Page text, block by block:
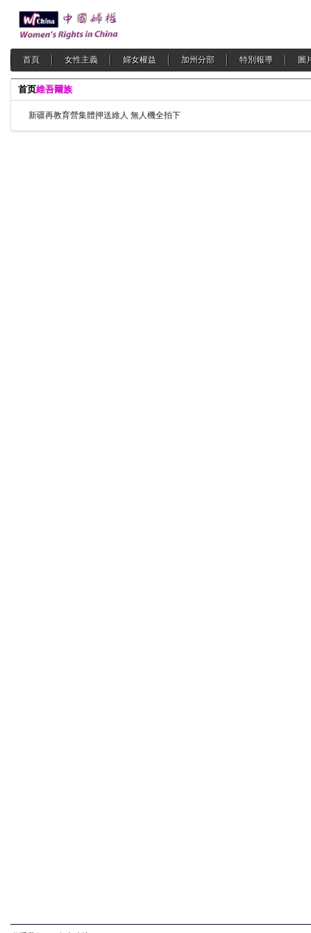
首頁 女性主義 婦女權益 加州分部 特別報導 圖
首页維吾爾族
新疆再教育營集體押送維人 無人機全拍下